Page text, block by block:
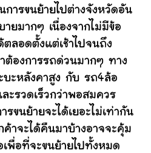
ารขนย้ายไปต่างจังหวัดอัน
ยมากๆ เนื่องจากไม่มีข้อ
ตลอดตั้งแต่เช้าไปจนถึง
องการรถด่วนมากๆ ทาง
บะหลังคาสูง กับ รถ4ล้อ
ะรวดเร็วกว่าพอสมควร
ขนย้ายจะได้เยอะไม่เท่ากัน
าจะได้คืนมาบ้างอาจจะคุ้ม
พื่อที่จะขนย้ายไปทั้งหมด